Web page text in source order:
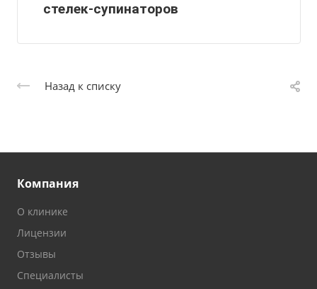
стелек-супинаторов
Назад к списку
Компания
О клинике
Лицензии
Отзывы
Специалисты